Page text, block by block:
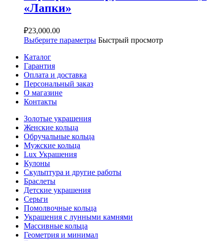
«Лапки»
₽23,000.00
Выберите параметры Быстрый просмотр
Каталог
Гарантия
Оплата и доставка
Персональный заказ
О магазине
Контакты
Золотые украшения
Женские кольца
Обручальные кольца
Мужские кольца
Lux Украшения
Кулоны
Скульптура и другие работы
Браслеты
Детские украшения
Серьги
Помолвочные кольца
Украшения с лунными камнями
Массивные кольца
Геометрия и минимал